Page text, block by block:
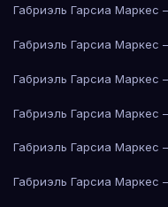
Габриэль Гарсиа Маркес
Габриэль Гарсиа Маркес
Габриэль Гарсиа Маркес
Габриэль Гарсиа Маркес
Габриэль Гарсиа Маркес
Габриэль Гарсиа Маркес